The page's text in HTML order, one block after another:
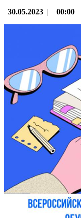
30.05.2023 | 00:00